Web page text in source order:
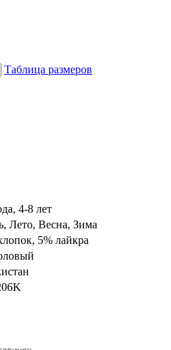
Таблица размеров
4-8 лет
Лето, Весна, Зима
5% лайкра